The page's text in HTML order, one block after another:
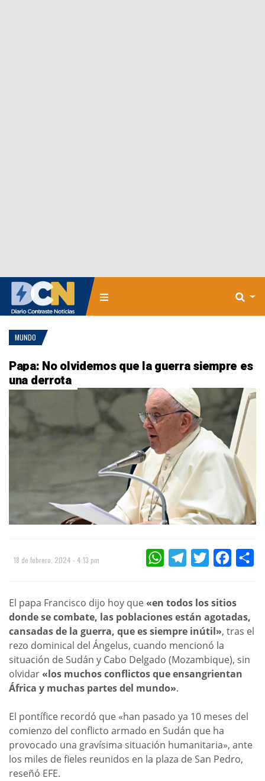
MUNDO
Papa: No olvidemos que la guerra siempre es
una derrota
18 de febrero, 2024 - 4:13 pm WHATSAPPTELEGRAMTWITTER
El papa Francisco dijo hoy que«en todos los sitios
donde se combate, las poblaciones están agotadas,
cansadas de la guerra, que es siempre inútil», tras el
rezo dominical del Ángelus, cuando mencionó la
situación de Sudán y Cabo Delgado (Mozambique), sin
olvidar«los muchos conflictos que ensangrientan
África y muchas partes del mundo».
El pontífice recordó que «han pasado ya 10 meses del
comienzo del conflicto armado en Sudán que ha
provocado una gravísima situación humanitaria», ante
los miles de fieles reunidos en la plaza de San Pedro,
reseñó EFE.